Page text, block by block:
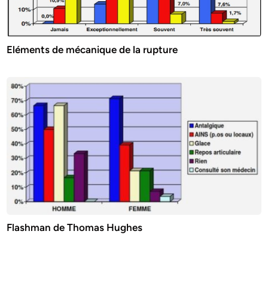
Eléments de mécanique de la rupture
Flashman de Thomas Hughes